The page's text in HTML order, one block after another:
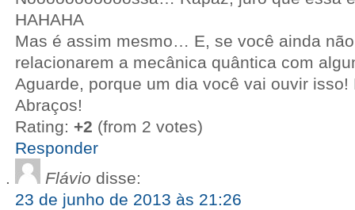
HAHAHA
Mas é assim mesmo… E, se você ainda
relacionarem a mecânica quântica com
Aguarde, porque um dia você vai ouvir isso!
Abraços!
Rating: +2 (from 2 votes)
Responder
Flávio disse:
23 de junho de 2013 às 21:26